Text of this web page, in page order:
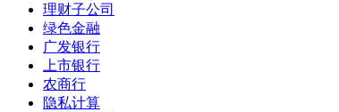
理财子公司
绿色金融
广发银行
上市银行
农商行
隐私计算